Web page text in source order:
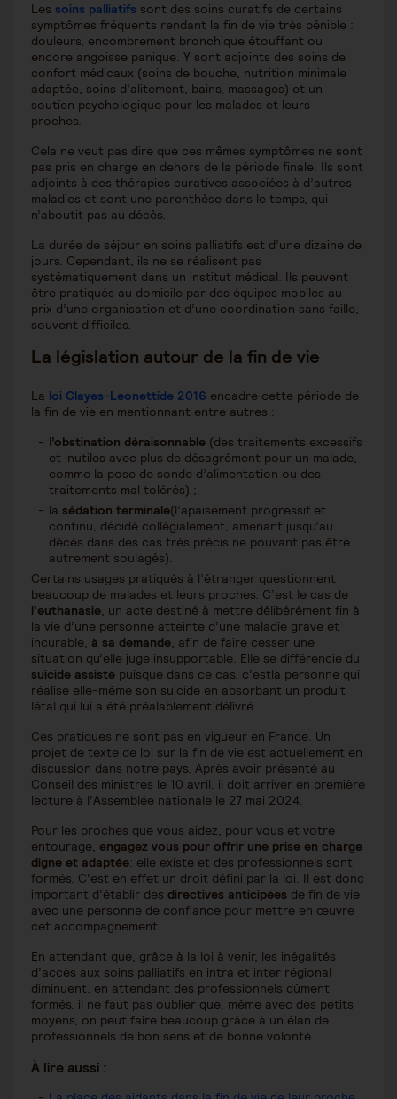
Les soins palliatifs sont des soins curatifs de certains
symptômes fréquents rendant la fin de vie très pénible :
douleurs, encombrement bronchique étouffant ou
encore angoisse panique. Y sont adjoints des soins de
confort médicaux (soins de bouche, nutrition minimale
adaptée, soins d’alitement, bains, massages) et un
soutien psychologique pour les malades et leurs
proches.
Cela ne veut pas dire que ces mêmes symptômes ne sont
pas pris en charge en dehors de la période finale. Ils sont
adjoints à des thérapies curatives associées à d’autres
maladies et sont une parenthèse dans le temps, qui
n’aboutit pas au décès.
La durée de séjour en soins palliatifs est d’une dizaine de
jours. Cependant, ils ne se réalisent pas
systématiquement dans un institut médical. Ils peuvent
être pratiqués au domicile par des équipes mobiles au
prix d’une organisation et d’une coordination sans faille,
souvent difficiles.
La législation autour de la fin de vie
La loi Clayes-Leonettide 2016 encadre cette période de
la fin de vie en mentionnant entre autres :
l’obstination déraisonnable (des traitements excessifs
et inutiles avec plus de désagrément pour un malade,
comme la pose de sonde d’alimentation ou des
traitements mal tolérés) ;
la sédation terminale(l’apaisement progressif et
continu, décidé collégialement, amenant jusqu’au
décès dans des cas très précis ne pouvant pas être
autrement soulagés).
Certains usages pratiqués à l’étranger questionnent
beaucoup de malades et leurs proches. C’est le cas de
l’euthanasie, un acte destiné à mettre délibérément fin à
la vie d’une personne atteinte d’une maladie grave et
incurable, à sa demande, afin de faire cesser une
situation qu’elle juge insupportable. Elle se différencie du
suicide assisté puisque dans ce cas, c’estla personne qui
réalise elle-même son suicide en absorbant un produit
létal qui lui a été préalablement délivré.
Ces pratiques ne sont pas en vigueur en France. Un
projet de texte de loi sur la fin de vie est actuellement en
discussion dans notre pays. Après avoir présenté au
Conseil des ministres le 10 avril, il doit arriver en première
lecture à l’Assemblée nationale le 27 mai 2024.
Pour les proches que vous aidez, pour vous et votre
entourage, engagez vous pour offrir une prise en charge
digne et adaptée: elle existe et des professionnels sont
formés. C’est en effet un droit défini par la loi. Il est donc
important d’établir des directives anticipées de fin de vie
avec une personne de confiance pour mettre en œuvre
cet accompagnement.
En attendant que, grâce à la loi à venir, les inégalités
d’accès aux soins palliatifs en intra et inter régional
diminuent, en attendant des professionnels dûment
formés, il ne faut pas oublier que, même avec des petits
moyens, on peut faire beaucoup grâce à un élan de
professionnels de bon sens et de bonne volonté.
À lire aussi :